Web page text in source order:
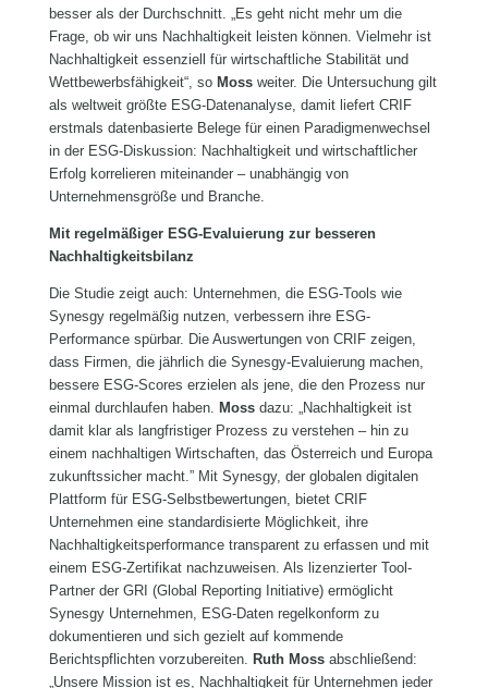
besser als der Durchschnitt. „Es geht nicht mehr um die
Frage, ob wir uns Nachhaltigkeit leisten können. Vielmehr ist
Nachhaltigkeit essenziell für wirtschaftliche Stabilität und
Wettbewerbsfähigkeit“, so Mossweiter. Die Untersuchung gilt
als weltweit größte ESG-Datenanalyse, damit liefert CRIF
erstmals datenbasierte Belege für einen Paradigmenwechsel
in der ESG-Diskussion: Nachhaltigkeit und wirtschaftlicher
Erfolg korrelieren miteinander – unabhängig von
Unternehmensgröße und Branche.
Mit regelmäßiger ESG-Evaluierung zur besseren
Nachhaltigkeitsbilanz
Die Studie zeigt auch: Unternehmen, die ESG-Tools wie
Synesgy regelmäßig nutzen, verbessern ihre ESG-
Performance spürbar. Die Auswertungen von CRIF zeigen,
dass Firmen, die jährlich die Synesgy-Evaluierung machen,
bessere ESG-Scores erzielen als jene, die den Prozess nur
einmal durchlaufen haben. Mossdazu: „Nachhaltigkeit ist
damit klar als langfristiger Prozess zu verstehen – hin zu
einem nachhaltigen Wirtschaften, das Österreich und Europa
zukunftssicher macht.” Mit Synesgy, der globalen digitalen
Plattform für ESG-Selbstbewertungen, bietet CRIF
Unternehmen eine standardisierte Möglichkeit, ihre
Nachhaltigkeitsperformance transparent zu erfassen und mit
einem ESG-Zertifikat nachzuweisen. Als lizenzierter Tool-
Partner der GRI (Global Reporting Initiative) ermöglicht
Synesgy Unternehmen, ESG-Daten regelkonform zu
dokumentieren und sich gezielt auf kommende
Berichtspflichten vorzubereiten. Ruth Mossabschließend:
„Unsere Mission ist es, Nachhaltigkeit für Unternehmen jeder